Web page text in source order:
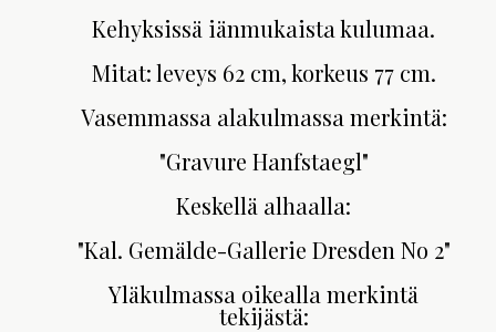
Kehyksissä iänmukaista kulumaa.
Mitat: leveys 62 cm, korkeus 77 cm.
Vasemmassa alakulmassa merkintä:
"Gravure Hanfstaegl"
Keskellä alhaalla:
"Kal. Gemälde-Gallerie Dresden No 2"
Yläkulmassa oikealla merkintä
tekijästä: